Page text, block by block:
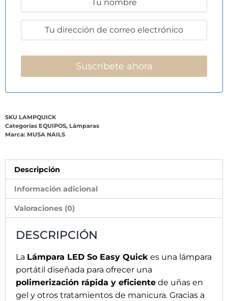
SKU LAMPQUICK
Categorías EQUIPOS, Lámparas
Marca: MUSA NAILS
Descripción
Información adicional
Valoraciones (0)
DESCRIPCIÓN
La Lámpara LED So Easy Quick es una lámpara
portátil diseñada para ofrecer una
polimerización rápida y eficiente de uñas en
gel y otros tratamientos de manicura. Gracias a